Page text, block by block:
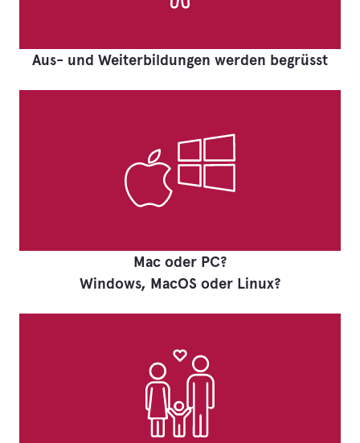
Aus- und Weiterbildungen werden begrüsst
Mac oder PC?
Windows, MacOS oder Linux?